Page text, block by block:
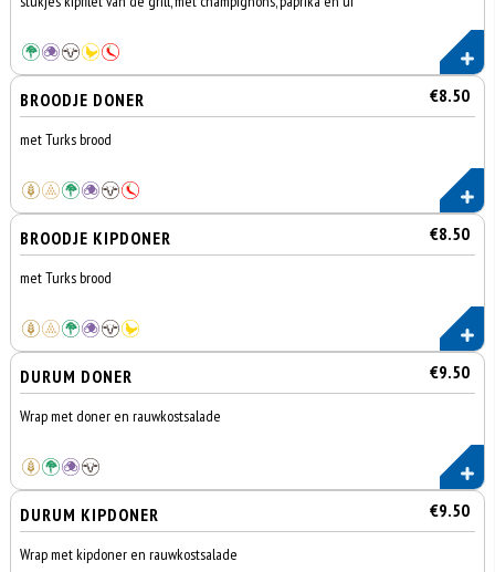
BROODJE DONER €8.50
met Turks brood
BROODJE KIPDONER €8.50
met Turks brood
DURUM DONER €9.50
Wrap met doner en rauwkostsalade
DURUM KIPDONER €9.50
Wrap met kipdoner en rauwkostsalade